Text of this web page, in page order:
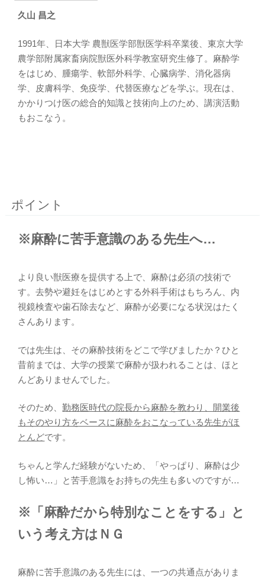
久山 昌之
1991年、日本大学 農獣医学部獣医学科卒業後、東京大学
農学部附属家畜病院獣医外科学教室研究生修了。麻酔学
をはじめ、腫瘍学、軟部外科学、心臓病学、消化器病
学、皮膚科学、免疫学、代替医療などを学ぶ。現在は、
かかりつけ医の総合的知識と技術向上のため、講演活動
もおこなう。
ポイント
※麻酔に苦手意識のある先生へ…
より良い獣医療を提供する上で、麻酔は必須の技術で
す。去勢や避妊をはじめとする外科手術はもちろん、内
視鏡検査や歯石除去など、麻酔が必要になる状況はたく
さんあります。
では先生は、その麻酔技術をどこで学びましたか？ひと
昔前までは、大学の授業で麻酔が扱われることは、ほと
んどありませんでした。
そのため、勤務医時代の院長から麻酔を教わり、開業後
もそのやり方をベースに麻酔をおこなっている先生がほ
とんどです。
ちゃんと学んだ経験がないため、「やっぱり、麻酔は少
し怖い…」と苦手意識をお持ちの先生も多いのですが…
※「麻酔だから特別なことをする」と
いう考え方はＮＧ
麻酔に苦手意識のある先生には、一つの共通点がありま